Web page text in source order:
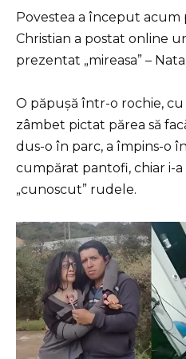
Povestea a început acum
Christian a postat online
prezentat „mireasa” –
O păpușă într-o rochie,
zâmbet pictat părea să
dus-o în parc, a împins-o
cumpărat pantofi, chiar i-
„cunoscut” rudele.